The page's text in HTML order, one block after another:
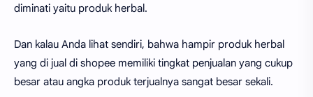
diminati yaitu produk herbal.
Dan kalau Anda lihat sendiri, bahwa hampir produk herbal
yang di jual di shopee memiliki tingkat penjualan yang cukup
besar atau angka produk terjualnya sangat besar sekali.